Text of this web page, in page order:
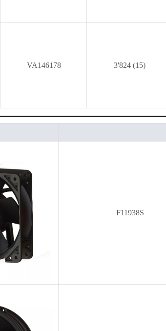
VA146178 3'824 (15)
F11938S